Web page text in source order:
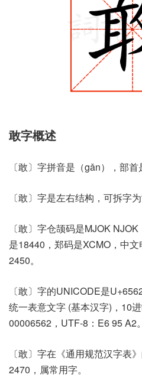
敢字概述
〔敢〕字拼音是（gǎn），部
〔敢〕字是左右结构，可拆字
〔敢〕字仓颉码是MJOK
是18440，郑码是XCMO，中
2450。
〔敢〕字的UNICODE是
统一表意文字 (基本汉字)，10
00006562，UTF-8：E6 95 A2。
〔敢〕字在《通用规范汉字表
2470，属常用字。